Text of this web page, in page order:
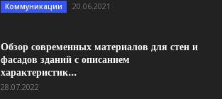
Коммуникации 20.06.2021
Обзор современных материалов для стен и
фасадов зданий с описанием
характеристик...
28.07.2022